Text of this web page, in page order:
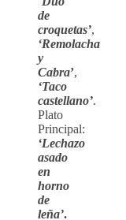
de
croquetas’,
‘Remolacha
y
Cabra’,
‘Taco
castellano’.
Plato
Principal:
‘Lechazo
asado
en
horno
de
leña’.